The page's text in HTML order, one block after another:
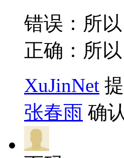
错误：所以
正确：所以
XuJinNet
张春雨 确